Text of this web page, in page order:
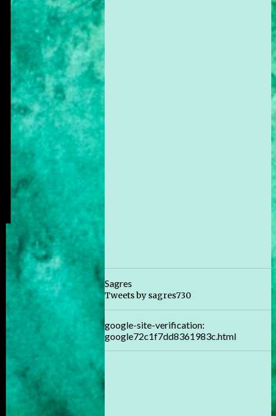
Sagres
Tweets by sagres730
google-site-verification:
google72c1f7dd8361983c.html